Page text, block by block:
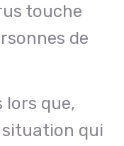
touche
de
lors que,
qui